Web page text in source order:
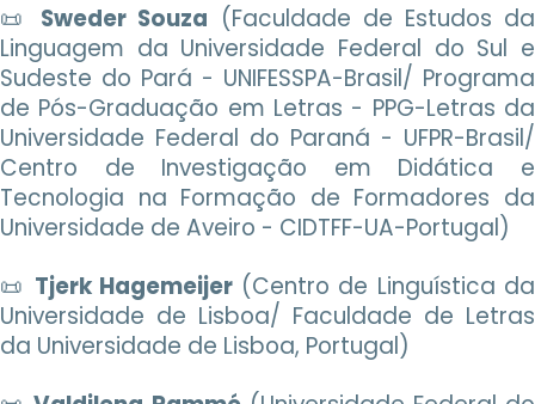
📜 Sweder Souza (Faculdade de Estudos da
Linguagem da Universidade Federal do Sul e
Sudeste do Pará - UNIFESSPA-Brasil/ Programa
de Pós-Graduação em Letras - PPG-Letras da
Universidade Federal do Paraná - UFPR-Brasil/
Centro de Investigação em Didática e
Tecnologia na Formação de Formadores da
Universidade de Aveiro - CIDTFF-UA-Portugal)
📜 Tjerk Hagemeijer(Centro de Linguística da
Universidade de Lisboa/ Faculdade de Letras
da Universidade de Lisboa, Portugal)